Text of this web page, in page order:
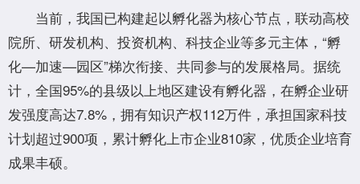
当前，我国已构建起以孵化器为核心节点，联动高校
院所、研发机构、投资机构、科技企业等多元主体，“孵
化—加速—园区”梯次衔接、共同参与的发展格局。据统
计，全国95%的县级以上地区建设有孵化器，在孵企业研
发强度高达7.8%，拥有知识产权112万件，承担国家科技
计划超过900项，累计孵化上市企业810家，优质企业培育
成果丰硕。